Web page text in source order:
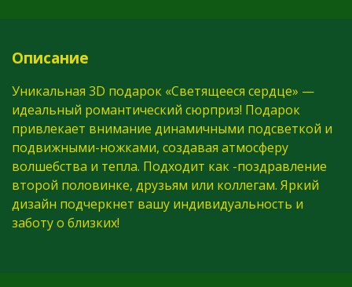
Описание
Уникальная 3D подарок «Светящееся сердце» —
идеальный романтический сюрприз! Подарок
привлекает внимание динамичными подсветкой и
подвижными-ножками, создавая атмосферу
волшебства и тепла. Подходит как -поздравление
второй половинке, друзьям или коллегам. Яркий
дизайн подчеркнет вашу индивидуальность и
заботу о близких!